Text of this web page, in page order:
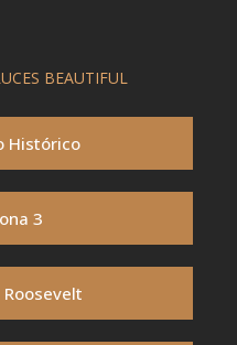
BEAUTIFUL
Histórico
3
Roosevelt